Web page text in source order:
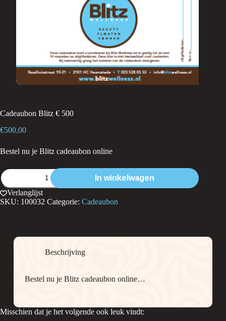
Cadeaubon Blitz € 500
€500,00
Bestel nu je Blitz cadeaubon online
Cadeaubon
Blitz
€
500
aantal
In winkelwagen
Verlanglijst
SKU: 100032 Categorie: Cadeaubon
Beschrijving
Bestel nu je Blitz cadeaubon online…
Misschien dat je het volgende ook leuk vindt: